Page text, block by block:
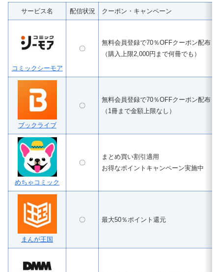
サービス名 配信状況 クーポン・キャンペーン
コミックシーモア
〇
無料会員登録で70％OFFクーポン配布
（購入上限2,000円まで何冊でも）
ブックライブ
〇
無料会員登録で70％OFFクーポン配布
（1冊まで金額上限なし）
めちゃコミック
〇
まとめ買い割引適用
お得なポイントキャンペーン実施中
まんが王国
〇 最大50％ポイント還元